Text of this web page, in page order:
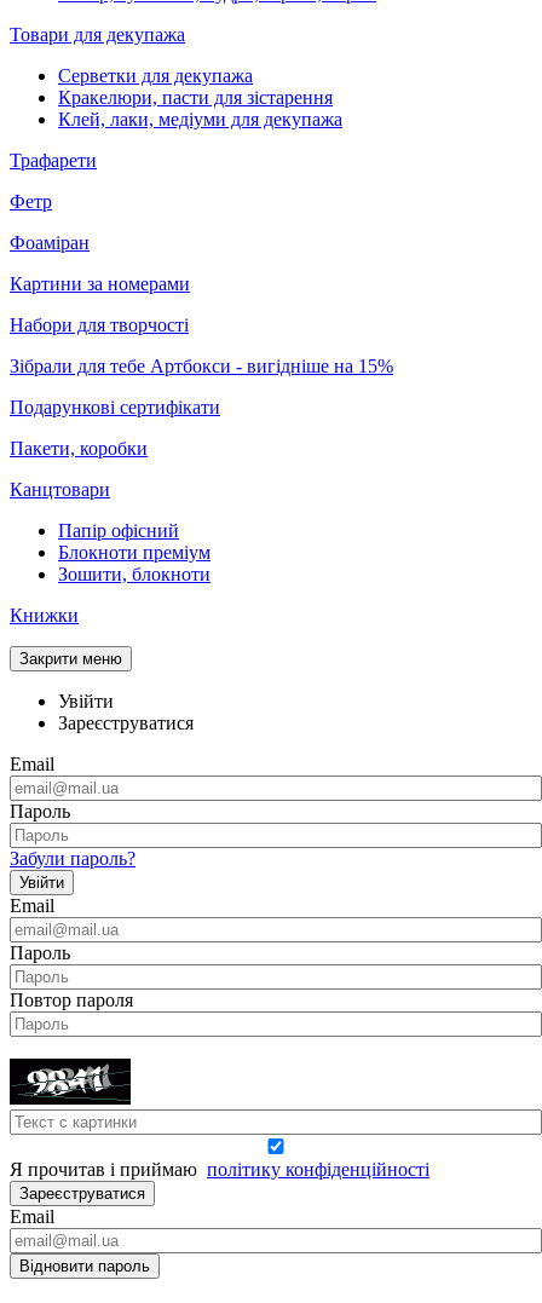
Товари для декупажа
Серветки для декупажа
Кракелюри, пасти для зістарення
Клей, лаки, медіуми для декупажа
Трафарети
Фетр
Фоаміран
Картини за номерами
Набори для творчості
Зібрали для тебе Артбокси - вигідніше на 15%
Подарункові сертифікати
Пакети, коробки
Канцтовари
Папір офісний
Блокноти преміум
Зошити, блокноти
Книжки
Закрити меню
Увійти
Зареєструватися
Email
Пароль
Забули пароль?
Увійти
Email
Пароль
Повтор пароля
Я прочитав і приймаю політику конфіденційності
Зареєструватися
Email
Відновити пароль